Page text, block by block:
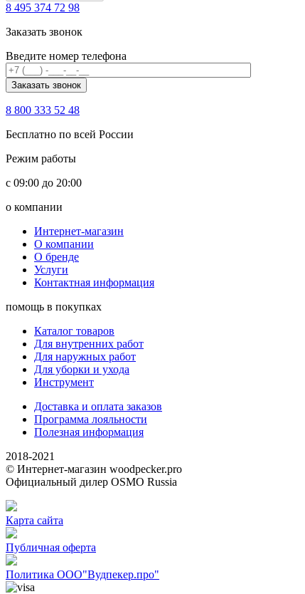
8 495 374 72 98
Заказать звонок
Введите номер телефона
8 800 333 52 48
Бесплатно по всей России
Режим работы
с 09:00 до 20:00
о компании
Интернет-магазин
О компании
О бренде
Услуги
Контактная информация
помощь в покупках
Каталог товаров
Для внутренних работ
Для наружных работ
Для уборки и ухода
Инструмент
Доставка и оплата заказов
Программа лояльности
Полезная информация
2018-2021
© Интернет-магазин woodpecker.pro
Официальный дилер OSMO Russia
Карта сайта
Публичная оферта
Политика ООО"Вудпекер.про"